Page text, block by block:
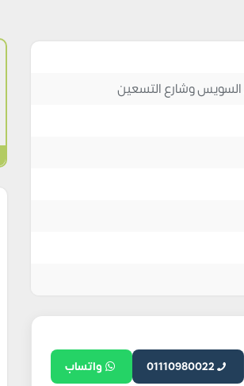
السويس وشارع التسعين
01110980022 واتساب